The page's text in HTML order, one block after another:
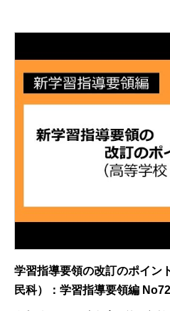
学習指導要領の改訂のポイン
民科）：学習指導要領編 No72